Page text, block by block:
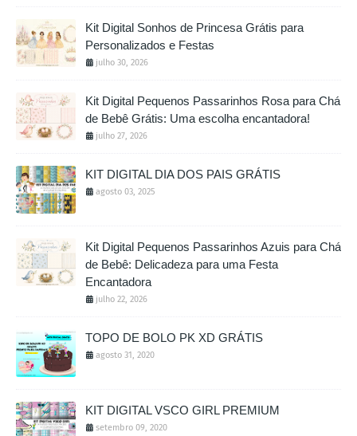
Kit Digital Sonhos de Princesa Grátis para
Personalizados e Festas
julho 30, 2026
Kit Digital Pequenos Passarinhos Rosa para Chá
de Bebê Grátis: Uma escolha encantadora!
julho 27, 2026
KIT DIGITAL DIA DOS PAIS GRÁTIS
agosto 03, 2025
Kit Digital Pequenos Passarinhos Azuis para Chá
de Bebê: Delicadeza para uma Festa
Encantadora
julho 22, 2026
TOPO DE BOLO PK XD GRÁTIS
agosto 31, 2020
KIT DIGITAL VSCO GIRL PREMIUM
setembro 09, 2020